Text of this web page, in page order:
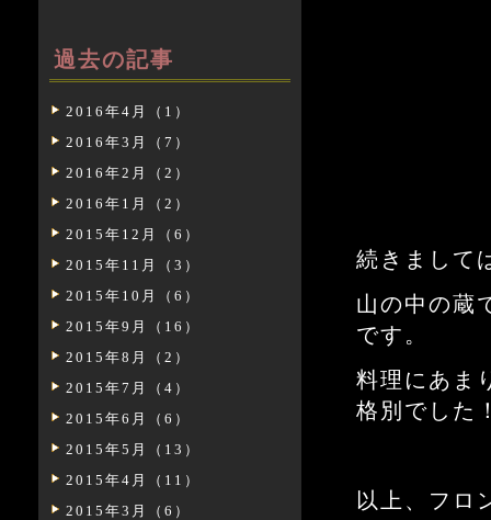
過去の記事
2016年4月（1）
2016年3月（7）
2016年2月（2）
2016年1月（2）
2015年12月（6）
2015年11月（3）
2015年10月（6）
2015年9月（16）
2015年8月（2）
2015年7月（4）
2015年6月（6）
2015年5月（13）
2015年4月（11）
2015年3月（6）
続きまして
山の中の蔵
です。
料理にあま
格別でした
以上、フロ